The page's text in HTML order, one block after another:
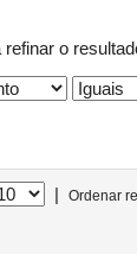
o
| Ordenar